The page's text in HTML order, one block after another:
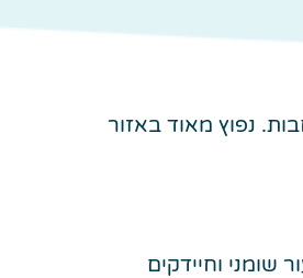
נפוץ מאוד באזור
שומני וחיידקים